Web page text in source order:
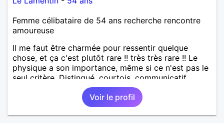
Femme célibataire de 54 ans recherche rencontre
amoureuse
Il me faut être charmée pour ressentir quelque
chose, et ça c'est plutôt rare !! très très rare !! Le
physique a son importance, même si ce n'est pas le
seul critère. Distingué, courtois, communicatif,
drôle, intelligent... Les bwabwas de services
m'insupportent !!! Je recherche des contacts
résidant sur l'île ... les échanges à distance ne sont
pas dans mes prérogatives
Voir le profil